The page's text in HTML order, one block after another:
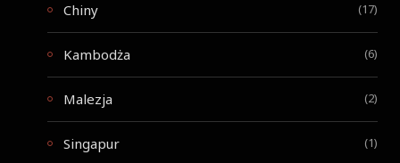
Chiny (17)
Kambodża (6)
Malezja (2)
Singapur (1)